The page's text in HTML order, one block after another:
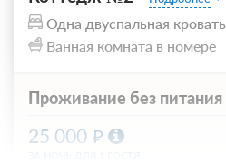
Одна двуспальная кровать
Ванная комната в номере
Проживание без питания
25 000